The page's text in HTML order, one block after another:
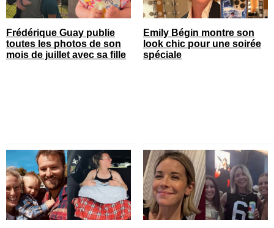
Frédérique Guay publie
toutes les photos de son
mois de juillet avec sa fille
Emily Bégin montre son
look chic pour une soirée
spéciale